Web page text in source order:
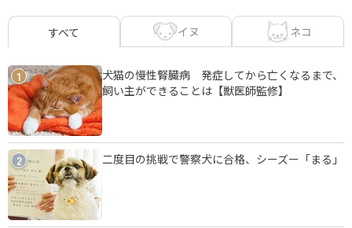
すべて イヌ ネコ
1
犬猫の慢性腎臓病 発症してから亡くなるまで、
飼い主ができることは【獣医師監修】
2 二度目の挑戦で警察犬に合格、シーズー「まる」